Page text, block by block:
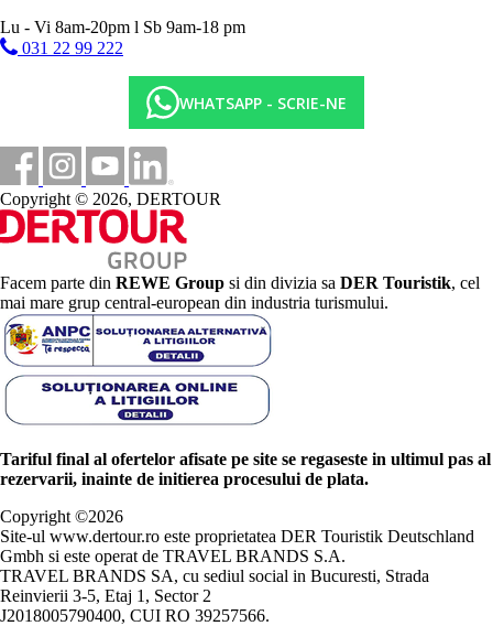
Lu - Vi 8am-20pm l Sb 9am-18 pm
031 22 99 222
WHATSAPP - SCRIE-NE
Copyright © 2026, DERTOUR
Facem parte din REWE Group si din divizia sa DER Touristik, cel
mai mare grup central-european din industria turismului.
Tariful final al ofertelor afisate pe site se regaseste in ultimul pas al
rezervarii, inainte de initierea procesului de plata.
Copyright ©2026
Site-ul www.dertour.ro este proprietatea DER Touristik Deutschland
Gmbh si este operat de TRAVEL BRANDS S.A.
TRAVEL BRANDS SA, cu sediul social in Bucuresti, Strada
Reinvierii 3-5, Etaj 1, Sector 2
J2018005790400, CUI RO 39257566.